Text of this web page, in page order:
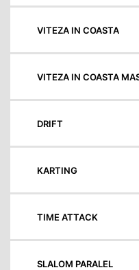
VITEZA IN COASTA
VITEZA IN COASTA
DRIFT
KARTING
TIME ATTACK
SLALOM PARALEL